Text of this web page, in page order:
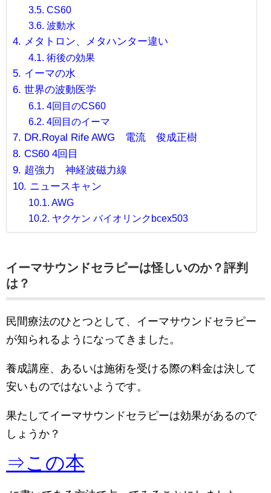
CS60
波動水
メタトロン、メタハンター違い
術後の効果
イーマの水
世界の波動医学
4回目のCS60
4回目のイーマ
DR.Royal Rife AWG 電流 俊成正樹
CS60 4回目
超強力 神経波磁力線
ニュースキャン
AWG
ヤクケン バイオリンクbcex503
イーマサウンドセラピーは怪しいのか？評判
は？
民間療法のひとつとして、イーマサウンドセラピー
が知られるようになってきました。
養成講座、あるいは施術を受ける際の料金は決して
安いものではないようです。
果たしてイーマサウンドセラピーは効果があるので
しょうか？
⇒この本